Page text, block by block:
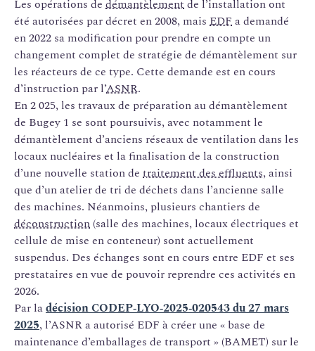
Les opérations de démantèlementde l’installation ont
été autorisées par décret en 2008, mais EDFa demandé
en 2022 sa modification pour prendre en compte un
changement complet de stratégie de démantèlement sur
les réacteurs de ce type. Cette demande est en cours
d’instruction par l’ASNR.
En 2 025, les travaux de préparation au démantèlement
de Bugey 1 se sont poursuivis, avec notamment le
démantèlement d’anciens réseaux de ventilation dans les
locaux nucléaires et la finalisation de la construction
d’une nouvelle station de traitement des effluents, ainsi
que d’un atelier de tri de déchets dans l’ancienne salle
des machines. Néanmoins, plusieurs chantiers de
déconstruction (salle des machines, locaux électriques et
cellule de mise en conteneur) sont actuellement
suspendus. Des échanges sont en cours entre EDF et ses
prestataires en vue de pouvoir reprendre ces activités en
2026.
Par ladécision CODEP‑LYO‑2025‑020543 du 27 mars
2025, l’ASNR a autorisé EDF à créer une « base de
maintenance d’emballages de transport » (BAMET) sur le